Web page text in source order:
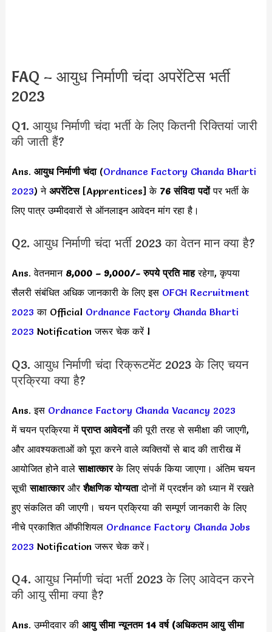
FAQ – आयुध निर्माणी चंदा अपरेंटिस भर्ती
2023
Q1. आयुध निर्माणी चंदा भर्ती के लिए कितनी रिक्तियां जारी
की जाती हैं?
Ans. आयुध निर्माणी चंदा(Ordnance Factory Chanda Bharti
2023) ने अपरेंटिस [Apprentices] के 76 संविदा पदोंपर भर्ती के
लिए पात्र उम्मीदवारों से ऑनलाइन आवेदन मांग रहा है।
Q2. आयुध निर्माणी चंदा भर्ती 2023 का वेतन मान क्या है?
Ans. वेतनमान 8,000 – 9,000/- रुपये प्रति माहरहेगा, कृपया
सैलरी संबंधित अधिक जानकारी के लिए इस OFCH Recruitment
2023 का Official Ordnance Factory Chanda Bharti
2023 Notification जरूर चेक करें l
Q3. आयुध निर्माणी चंदा रिक्रूटमेंट 2023 के लिए चयन
प्रक्रिया क्या है?
Ans. इस Ordnance Factory Chanda Vacancy 2023
में चयन प्रक्रिया मेंप्राप्त आवेदनोंकी पूरी तरह से समीक्षा की जाएगी,
और आवश्यकताओं को पूरा करने वाले व्यक्तियों से बाद की तारीख में
आयोजित होने वालेसाक्षात्कारके लिए संपर्क किया जाएगा। अंतिम चयन
सूचीसाक्षात्कारऔरशैक्षणिक योग्यतादोनों में प्रदर्शन को ध्यान में रखते
हुए संकलित की जाएगी। चयन प्रक्रिया की सम्पूर्ण जानकारी के लिए
नीचे प्रकाशित ऑफीशियल Ordnance Factory Chanda Jobs
2023 Notification जरूर चेक करें।
Q4. आयुध निर्माणी चंदा भर्ती 2023 के लिए आवेदन करने
की आयु सीमा क्या है?
Ans. उम्मीदवार की आयु सीमा न्यूनतम 14 वर्ष (अधिकतम आयु सीमा